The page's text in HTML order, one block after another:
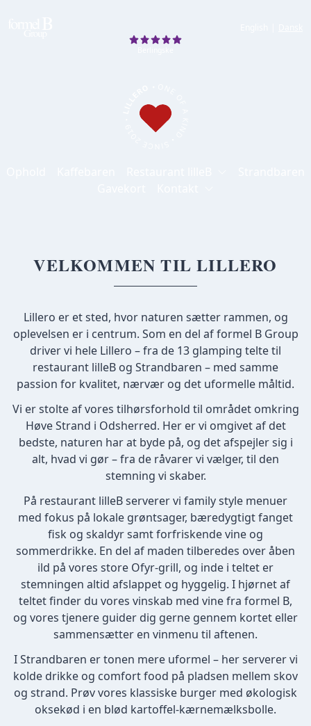
Berlingske
VELKOMMEN TIL LILLERO
Lillero er et sted, hvor naturen sætter rammen, og
oplevelsen er i centrum. Som en del af formel B Group
driver vi hele Lillero – fra de 13 glamping telte til
restaurant lilleB og Strandbaren – med samme
passion for kvalitet, nærvær og det uformelle måltid.
Vi er stolte af vores tilhørsforhold til området omkring
Høve Strand i Odsherred. Her er vi omgivet af det
bedste, naturen har at byde på, og det afspejler sig i
alt, hvad vi gør – fra de råvarer vi vælger, til den
stemning vi skaber.
På restaurant lilleB serverer vi family style menuer
med fokus på lokale grøntsager, bæredygtigt fanget
fisk og skaldyr samt forfriskende vine og
sommerdrikke. En del af maden tilberedes over åben
ild på vores store Ofyr-grill, og inde i teltet er
stemningen altid afslappet og hyggelig. I hjørnet af
teltet finder du vores vinskab med vine fra formel B,
og vores tjenere guider dig gerne gennem kortet eller
sammensætter en vinmenu til aftenen.
I Strandbaren er tonen mere uformel – her serverer vi
kolde drikke og comfort food på pladsen mellem skov
og strand. Prøv vores klassiske burger med økologisk
oksekød i en blød kartoffel-kærnemælksbolle.